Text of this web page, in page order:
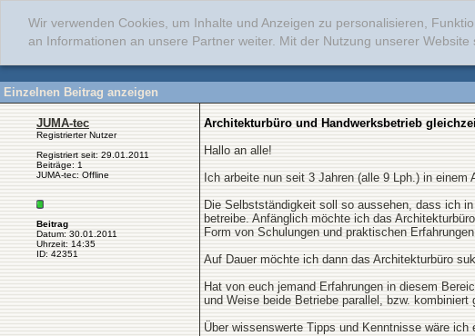
Wir verwenden Cookies, um Inhalte und Anzeigen zu personalisieren,
an Informationen an unsere Partner weiter. Mit der Nutzung unserer
Einzelnen Beitrag anzeigen
JUMA-tec
Registrierter Nutzer
Registriert seit: 29.01.2011
Beiträge: 1
JUMA-tec: Offline
Beitrag
Datum: 30.01.2011
Uhrzeit: 14:35
ID: 42351
Architekturbüro und Handwerksbetrieb
Hallo an alle!
Ich arbeite nun seit 3 Jahren (alle 9 Lph.) in
Die Selbstständigkeit soll so aussehen, dass ich
betreibe. Anfänglich möchte ich das
Form von Schulungen und praktischen
Auf Dauer möchte ich dann das Architekturbüro
Hat von euch jemand Erfahrungen in diesem
und Weise beide Betriebe parallel, bzw. kombiniert
Über wissenswerte Tipps und Kenntnisse wäre ich